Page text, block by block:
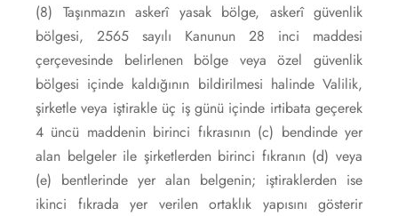
(8) Taşınmazın askerî yasak bölge, askerî güvenlik
bölgesi, 2565 sayılı Kanunun 28 inci maddesi
çerçevesinde belirlenen bölge veya özel güvenlik
bölgesi içinde kaldığının bildirilmesi halinde Valilik,
şirketle veya iştirakle üç iş günü içinde irtibata geçerek
4 üncü maddenin birinci fıkrasının (c) bendinde yer
alan belgeler ile şirketlerden birinci fıkranın (d) veya
(e) bentlerinde yer alan belgenin; iştiraklerden ise
ikinci fıkrada yer verilen ortaklık yapısını gösterir